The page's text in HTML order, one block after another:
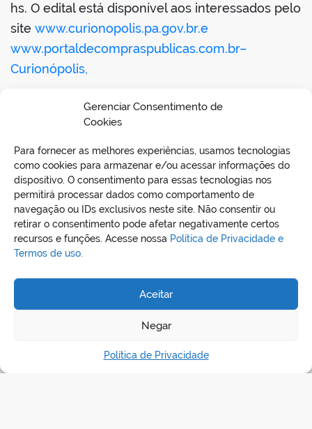
Gerenciar Consentimento de
Cookies
Para fornecer as melhores experiências, usamos tecnologias
como cookies para armazenar e/ou acessar informações do
dispositivo. O consentimento para essas tecnologias nos
permitirá processar dados como comportamento de
navegação ou IDs exclusivos neste site. Não consentir ou
retirar o consentimento pode afetar negativamente certos
recursos e funções. Acesse nossa Política de Privacidade e
Termos de uso.
Aceitar
Negar
Política de Privacidade
hs. O edital está disponível aos interessados pelo
site www.curionopolis.pa.gov.br.e
www.portaldecompraspublicas.com.br–
Curionópolis,
23 de junho de 2025–Simone Rodrigues
Deziderio–Pregoeira.
BAIXAR EDITAL
REDES SOCIAIS